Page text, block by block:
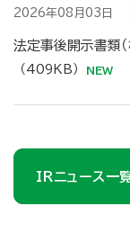
2026年08月03日
法定事後開示書類（
（409KB）
IRニュース一